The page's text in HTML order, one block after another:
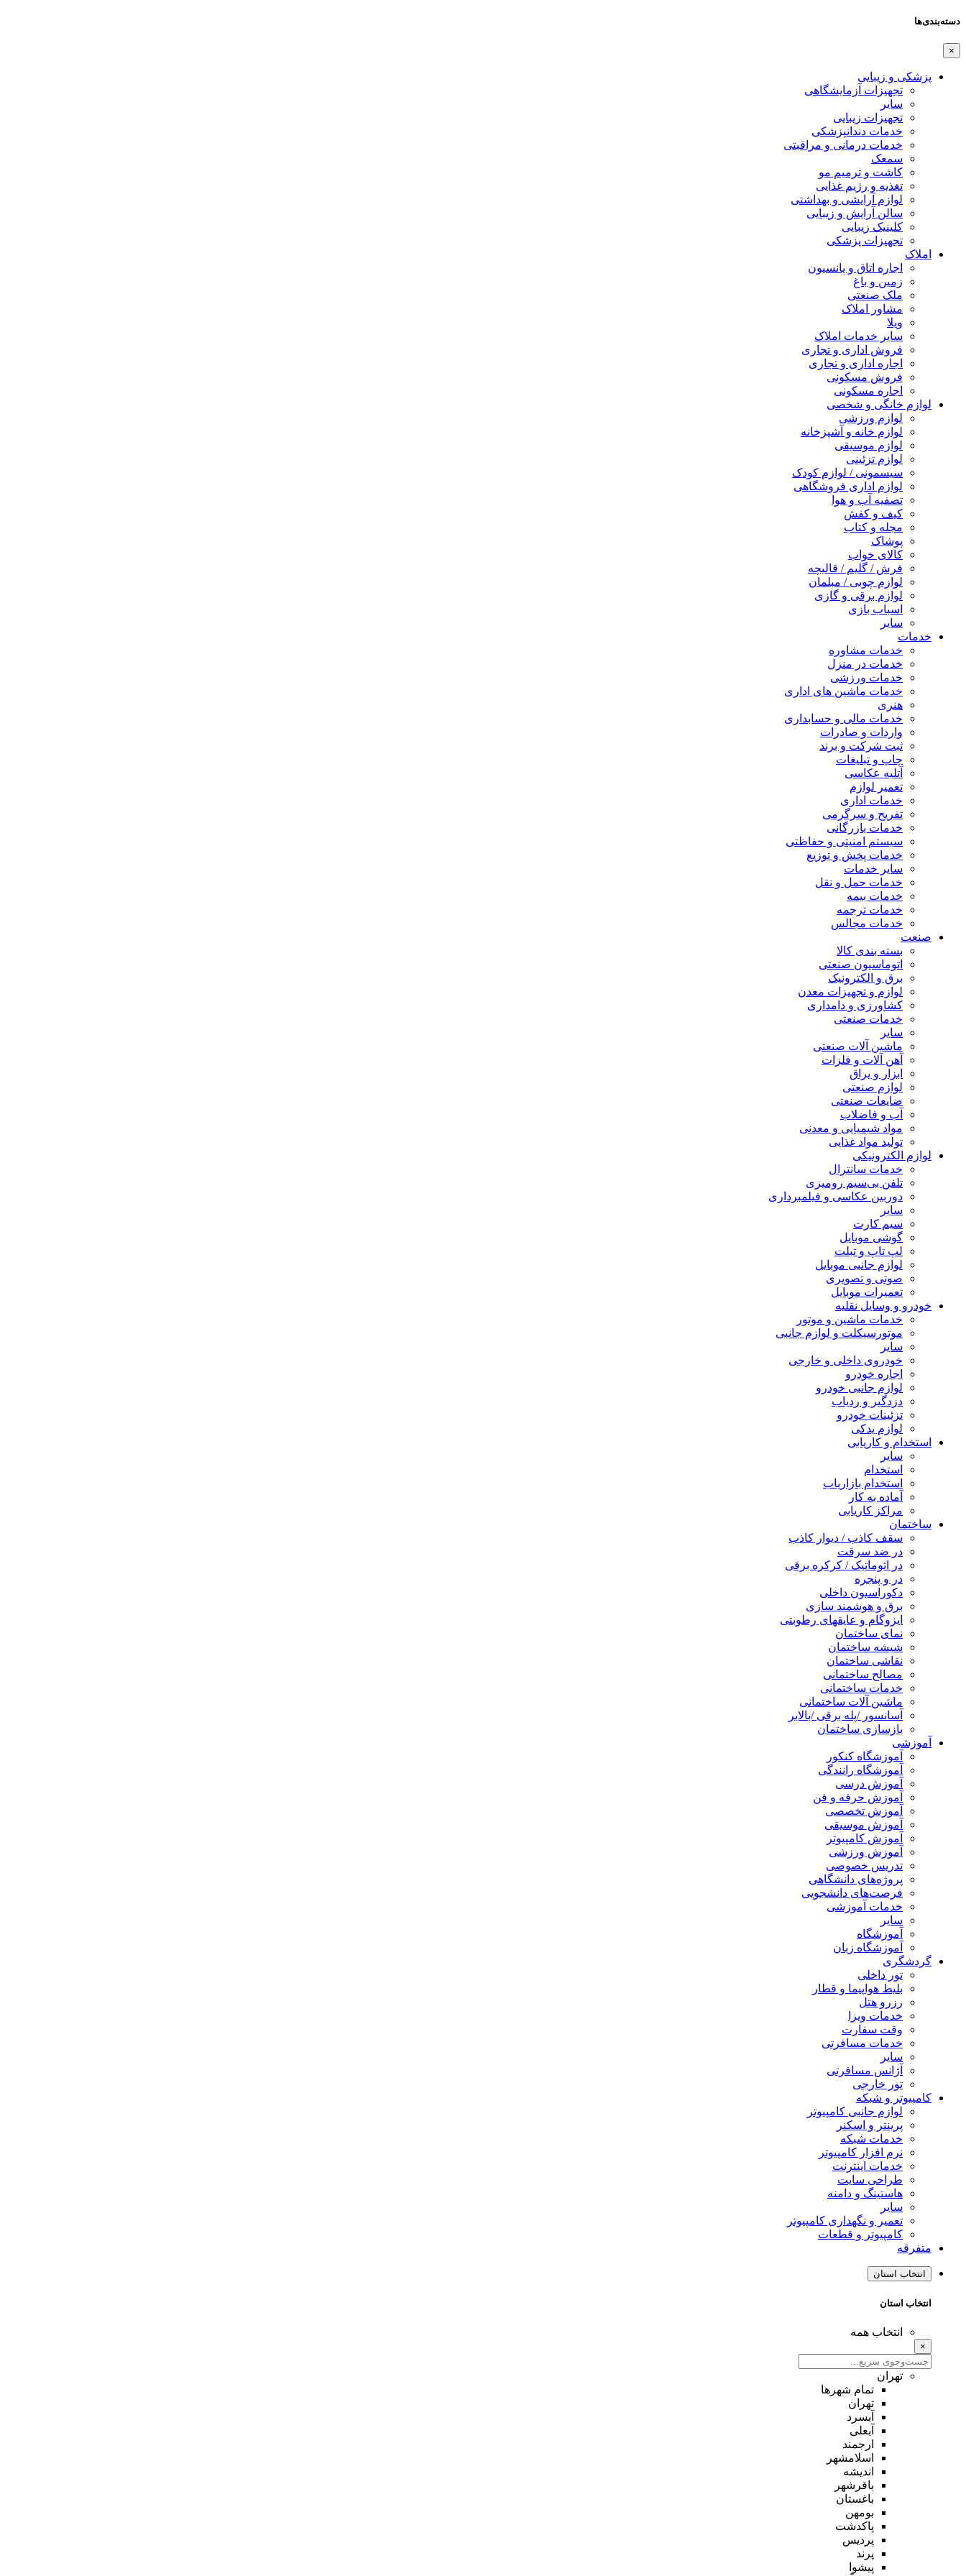
دسته‌بندی‌ها
×
پزشکی و زیبایی
تجهیزات آزمایشگاهی
سایر
تجهیزات زیبایی
خدمات دندانپزشکی
خدمات درمانی و مراقبتی
سمعک
کاشت و ترمیم مو
تغذیه و رژیم غذایی
لوازم آرایشی و بهداشتی
سالن آرایش و زیبایی
کلینیک زیبایی
تجهیزات پزشکی
املاک
اجاره اتاق و پانسیون
زمین و باغ
ملک صنعتی
مشاور املاک
ویلا
سایر خدمات املاک
فروش اداری و تجاری
اجاره اداری و تجاری
فروش مسکونی
اجاره مسکونی
لوازم خانگی و شخصی
لوازم ورزشی
لوازم خانه و آشپزخانه
لوازم موسیقی
لوازم تزئینی
سیسمونی / لوازم کودک
لوازم اداری فروشگاهی
تصفیه آب و هوا
کیف و کفش
مجله و کتاب
پوشاک
کالای خواب
فرش / گلیم / قالیچه
لوازم چوبی / مبلمان
لوازم برقی و گازی
اسباب بازی
سایر
خدمات
خدمات مشاوره
خدمات در منزل
خدمات ورزشی
خدمات ماشین های اداری
هنری
خدمات مالی و حسابداری
واردات و صادرات
ثبت شرکت و برند
چاپ و تبلیغات
آتلیه عکاسی
تعمیر لوازم
خدمات اداری
تفریح و سرگرمی
خدمات بازرگانی
سیستم امنیتی و حفاظتی
خدمات پخش و توزیع
سایر خدمات
خدمات حمل و نقل
خدمات بیمه
خدمات ترجمه
خدمات مجالس
صنعت
بسته بندی کالا
اتوماسیون صنعتی
برق و الکترونیک
لوازم و تجهیزات معدن
کشاورزی و دامداری
خدمات صنعتی
سایر
ماشین آلات صنعتی
آهن آلات و فلزات
ابزار و یراق
لوازم صنعتی
ضایعات صنعتی
آب و فاضلاب
مواد شیمیایی و معدنی
تولید مواد غذایی
لوازم الکترونیکی
خدمات سانترال
تلفن بی‌سیم رومیزی
دوربین عکاسی و فیلمبرداری
سایر
سیم کارت
گوشی موبایل
لپ تاپ و تبلت
لوازم جانبی موبایل
صوتی و تصویری
تعمیرات موبایل
خودرو و وسایل نقلیه
خدمات ماشین و موتور
موتورسیکلت و لوازم جانبی
سایر
خودروی داخلی و خارجی
اجاره خودرو
لوازم جانبی خودرو
دزدگیر و ردیاب
تزئینات خودرو
لوازم یدکی
استخدام و کاریابی
سایر
استخدام
استخدام بازاریاب
آماده به کار
مراکز کاریابی
ساختمان
سقف کاذب / دیوار کاذب
در ضد سرقت
در اتوماتیک / کرکره برقی
در و پنجره
دکوراسیون داخلی
برق و هوشمند سازی
ایزوگام و عایقهای رطوبتی
نمای ساختمان
شیشه ساختمان
نقاشی ساختمان
مصالح ساختمانی
خدمات ساختمانی
ماشین آلات ساختمانی
آسانسور /پله برقی /بالابر
بازسازی ساختمان
آموزشی
آموزشگاه کنکور
آموزشگاه رانندگی
آموزش درسی
آموزش حرفه و فن
آموزش تخصصی
آموزش موسیقی
آموزش کامپیوتر
آموزش ورزشی
تدریس خصوصی
پروژه‌های دانشگاهی
فرصت‌های دانشجویی
خدمات آموزشی
سایر
آموزشگاه
آموزشگاه زبان
گردشگری
تور داخلی
بلیط هواپیما و قطار
رزرو هتل
خدمات ویزا
وقت سفارت
خدمات مسافرتی
سایر
آژانس مسافرتی
تور خارجی
کامپیوتر و شبکه
لوازم جانبی کامپیوتر
پرینتر و اسکنر
خدمات شبکه
نرم افزار کامپیوتر
خدمات اینترنت
طراحی سایت
هاستینگ و دامنه
سایر
تعمیر و نگهداری کامپیوتر
کامپیوتر و قطعات
متفرقه
انتخاب استان
انتخاب استان
انتخاب همه
×
تهران
تمام شهر‌ها
تهران
آبسرد
آبعلی
ارجمند
اسلامشهر
اندیشه
باقرشهر
باغستان
بومهن
پاکدشت
پردیس
پرند
پیشوا